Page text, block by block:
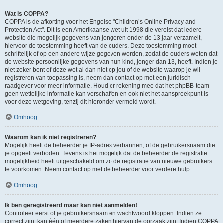
Wat is COPPA?
COPPA is de afkorting voor het Engelse "Children’s Online Privacy and
Protection Act". Dit is een Amerikaanse wet uit 1998 die vereist dat iedere
website die mogelijk gegevens van jongeren onder de 13 jaar verzamelt,
hiervoor de toestemming heeft van de ouders. Deze toestemming moet
schriftelijk of op een andere wijze gegeven worden, zodat de ouders weten dat
de website persoonlijke gegevens van hun kind, jonger dan 13, heeft. Indien je
niet zeker bent of deze wet al dan niet op jou of de website waarop je wil
registreren van toepassing is, neem dan contact op met een juridisch
raadgever voor meer informatie. Houd er rekening mee dat het phpBB-team
geen wettelijke informatie kan verschaffen en ook niet het aanspreekpunt is
voor deze wetgeving, tenzij dit hieronder vermeld wordt.
Omhoog
Waarom kan ik niet registreren?
Mogelijk heeft de beheerder je IP-adres verbannen, of de gebruikersnaam die
je opgeeft verboden. Tevens is het mogelijk dat de beheerder de registratie
mogelijkheid heeft uitgeschakeld om zo de registratie van nieuwe gebruikers
te voorkomen. Neem contact op met de beheerder voor verdere hulp.
Omhoog
Ik ben geregistreerd maar kan niet aanmelden!
Controleer eerst of je gebruikersnaam en wachtwoord kloppen. Indien ze
correct zijn, kan één of meerdere zaken hiervan de oorzaak zijn. Indien COPPA